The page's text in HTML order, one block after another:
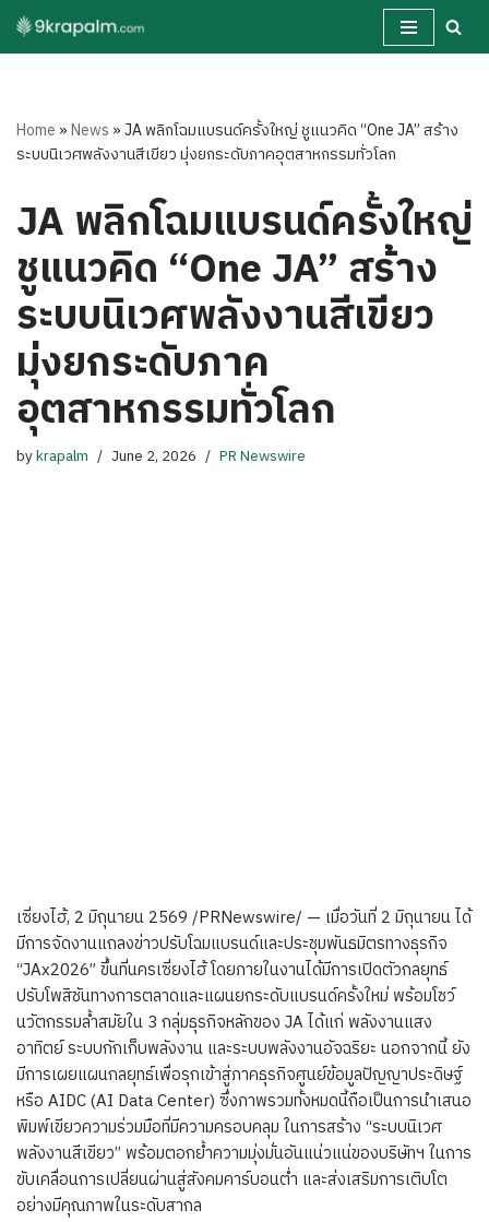
Skip
Home »News »JA พลิกโฉมแบรนด์ครั้งใหญ่ ชูแนวคิด “One JA” สร้าง
ระบบนิเวศพลังงานสีเขียว มุ่งยกระดับภาคอุตสาหกรรมทั่วโลก
JA พลิกโฉมแบรนด์ครั้งใหญ่
ชูแนวคิด “One JA” สร้าง
ระบบนิเวศพลังงานสีเขียว
มุ่งยกระดับภาค
อุตสาหกรรมทั่วโลก
bykrapalm June 2, 2026 PR Newswire
เซี่ยงไฮ้, 2 มิถุนายน 2569 /PRNewswire/ — เมื่อวันที่ 2 มิถุนายน ได้
มีการจัดงานแถลงข่าวปรับโฉมแบรนด์และประชุมพันธมิตรทางธุรกิจ
“JAx2026” ขึ้นที่นครเซี่ยงไฮ้ โดยภายในงานได้มีการเปิดตัวกลยุทธ์
ปรับโพสิชันทางการตลาดและแผนยกระดับแบรนด์ครั้งใหม่ พร้อมโชว์
นวัตกรรมล้ำสมัยใน 3 กลุ่มธุรกิจหลักของ JA ได้แก่ พลังงานแสง
อาทิตย์ ระบบกักเก็บพลังงาน และระบบพลังงานอัจฉริยะ นอกจากนี้ ยัง
มีการเผยแผนกลยุทธ์เพื่อรุกเข้าสู่ภาคธุรกิจศูนย์ข้อมูลปัญญาประดิษฐ์
หรือ AIDC (AI Data Center) ซึ่งภาพรวมทั้งหมดนี้ถือเป็นการนำเสนอ
พิมพ์เขียวความร่วมมือที่มีความครอบคลุม ในการสร้าง “ระบบนิเวศ
พลังงานสีเขียว” พร้อมตอกย้ำความมุ่งมั่นอันแน่วแน่ของบริษัทฯ ในการ
ขับเคลื่อนการเปลี่ยนผ่านสู่สังคมคาร์บอนต่ำ และส่งเสริมการเติบโต
อย่างมีคุณภาพในระดับสากล